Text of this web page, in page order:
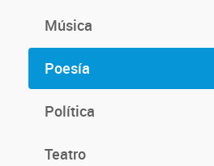
Música
Poesía
Política
Teatro